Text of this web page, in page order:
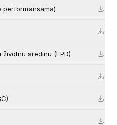
performansama)
sredinu (EPD)